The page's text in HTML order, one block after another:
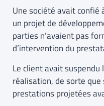
Une société avait
un projet de
parties n’avaient pas
d’intervention du
Le client avait suspendu
réalisation, de sorte
prestations projetées